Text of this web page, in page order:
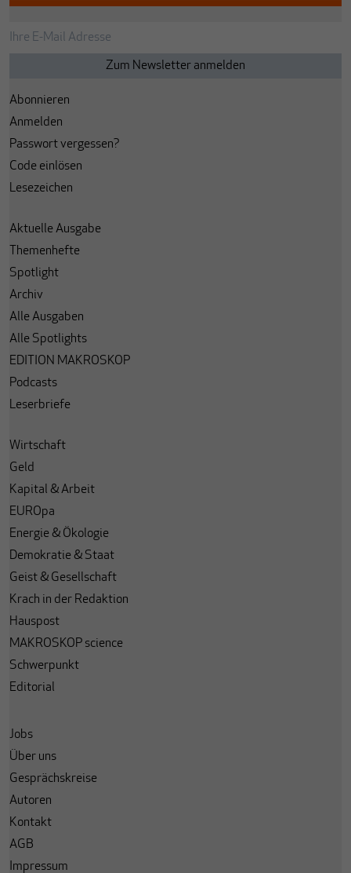
Abonnieren
Anmelden
Passwort vergessen?
Code einlösen
Lesezeichen
Aktuelle Ausgabe
Themenhefte
Spotlight
Archiv
Alle Ausgaben
Alle Spotlights
EDITION MAKROSKOP
Podcasts
Leserbriefe
Wirtschaft
Geld
Kapital & Arbeit
EUROpa
Energie & Ökologie
Demokratie & Staat
Geist & Gesellschaft
Krach in der Redaktion
Hauspost
MAKROSKOP science
Schwerpunkt
Editorial
Jobs
Über uns
Gesprächskreise
Autoren
Kontakt
AGB
Impressum